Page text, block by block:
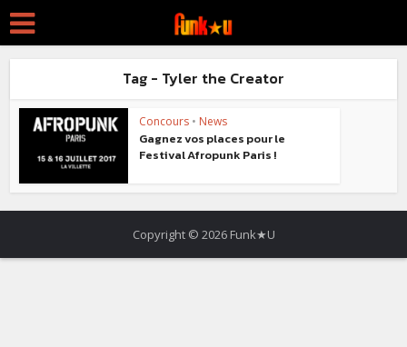
Tag - Tyler the Creator
Concours • News
Gagnez vos places pour le
Festival Afropunk Paris !
Copyright © 2026 Funk★U